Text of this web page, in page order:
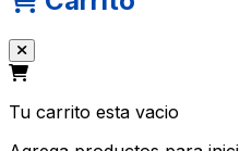
Tu carrito esta vacio